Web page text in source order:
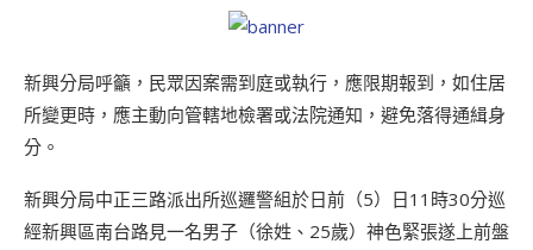
新興分局呼籲，民眾因案需到庭或執行，應限期報到，如住居
所變更時，應主動向管轄地檢署或法院通知，避免落得通緝身
分。
新興分局中正三路派出所巡邏警組於日前（5）日11時30分巡
經新興區南台路見一名男子（徐姓、25歲）神色緊張遂上前盤